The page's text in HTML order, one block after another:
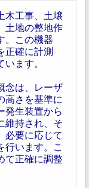
木工事、土壌
土地の整地作
。この機器
正確に計測
ます。
念は、レーザ
高さを基準に
発生装置から
維持され、そ
必要に応じて
行います。こ
て正確に調整